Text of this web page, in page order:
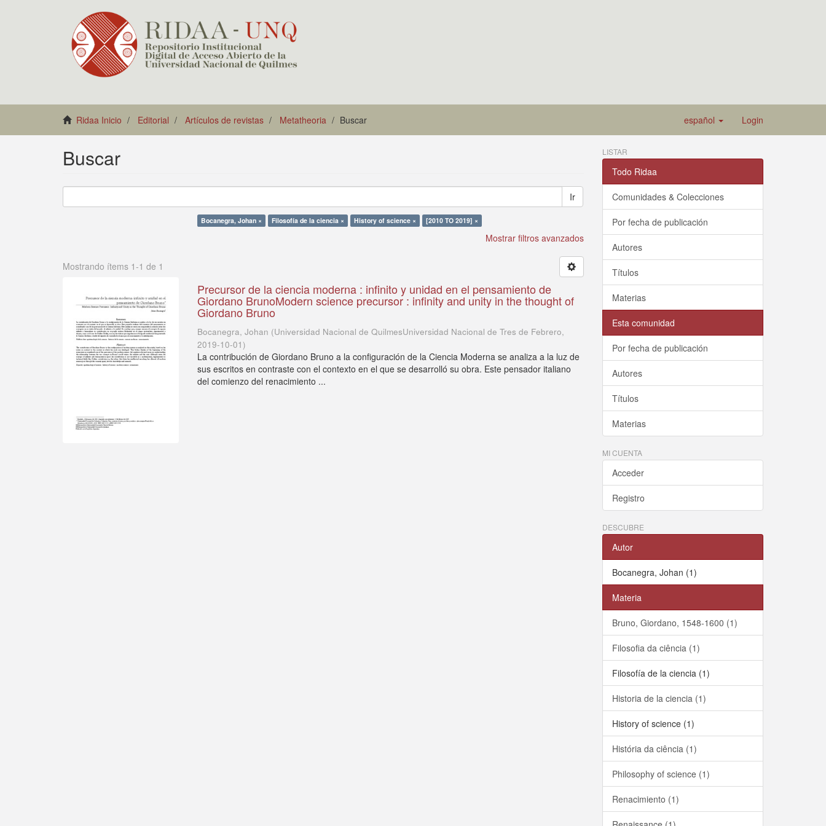
Ridaa Inicio Editorial Artículos de revistas Metatheoria Buscar español Login
Buscar
Ir
Bocanegra, Johan × Filosofía de la ciencia × History of science × [2010 TO 2019] ×
Mostrar filtros avanzados
Mostrando ítems 1-1 de 1
Precursor de la ciencia moderna : infinito y unidad en el pensamiento de
Giordano BrunoModern science precursor : infinity and unity in the thought of
Giordano Bruno
Bocanegra, Johan (Universidad Nacional de QuilmesUniversidad Nacional de Tres de Febrero,
2019-10-01)
La contribución de Giordano Bruno a la configuración de la Ciencia Moderna se analiza a la luz de
sus escritos en contraste con el contexto en el que se desarrolló su obra. Este pensador italiano
del comienzo del renacimiento ...
LISTAR
Todo Ridaa
Comunidades & Colecciones
Por fecha de publicación
Autores
Títulos
Materias
Esta comunidad
Por fecha de publicación
Autores
Títulos
Materias
MI CUENTA
Acceder
Registro
DESCUBRE
Autor
Bocanegra, Johan (1)
Materia
Bruno, Giordano, 1548-1600 (1)
Filosofia da ciência (1)
Filosofía de la ciencia (1)
Historia de la ciencia (1)
History of science (1)
História da ciência (1)
Philosophy of science (1)
Renacimiento (1)